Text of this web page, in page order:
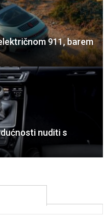
911, barem
nuditi s